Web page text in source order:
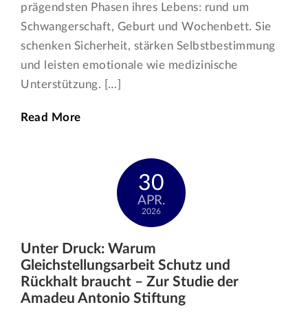
prägendsten Phasen ihres Lebens: rund um
Schwangerschaft, Geburt und Wochenbett. Sie
schenken Sicherheit, stärken Selbstbestimmung
und leisten emotionale wie medizinische
Unterstützung. […]
Read More
30
APR.
2026
Unter Druck: Warum
Gleichstellungsarbeit Schutz und
Rückhalt braucht – Zur Studie der
Amadeu Antonio Stiftung